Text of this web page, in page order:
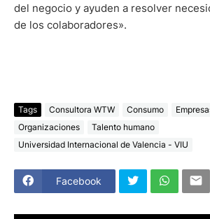
del negocio y ayuden a resolver
de los colaboradores».
Tags Consultora WTW Consumo
Organizaciones
Talento humano
Universidad Internacional de Valencia - VIU
Facebook